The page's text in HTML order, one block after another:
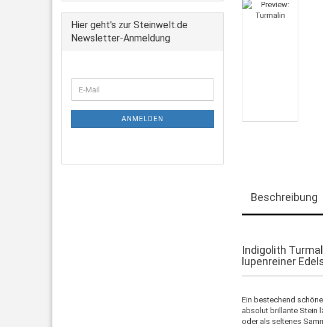
Beschreibung
Indigolith
lupenreiner
Ein bestechend
absolut brillante Stein
oder als seltenes
Hier geht's zur Steinwelt.de
Newsletter-Anmeldung
ZUR
E-
Mail
ANMELDEN